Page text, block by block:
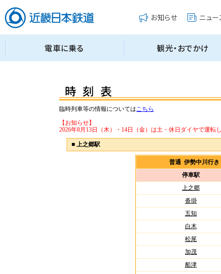
臨時列車等の情報についてはこちら
【お知らせ】
2026年8月13日（木）・14日（金）は土・休日ダイヤで運転
■ 上之郷駅
普通 伊勢中川行
停車駅
上之郷
沓掛
五知
白木
松尾
加茂
船津